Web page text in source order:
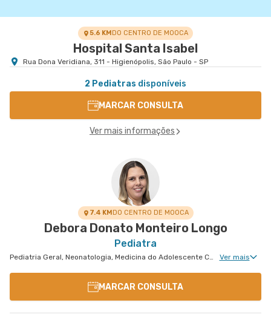
5.6 KMDO CENTRO DE MOOCA
Hospital Santa Isabel
Rua Dona Veridiana, 311 - Higienópolis, São Paulo - SP
2 Pediatras disponíveis
MARCAR CONSULTA
Ver mais informações
7.4 KMDO CENTRO DE MOOCA
Debora Donato Monteiro Longo
Pediatra
Pediatria Geral, Neonatologia, Medicina do Adolescente Clinica, Cirurgia Pediátrica Geral Ver mais
MARCAR CONSULTA